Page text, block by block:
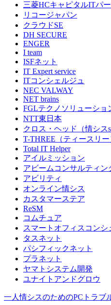
三菱HCキャピタルITパ
リコージャパン
クラウドSE
DH SECURE
ENGER
I team
ISFネット
IT Expert service
ITコンシェルジュ
NEC VALWAY
NET brains
FGLテクノソリューショ
NTT東日本
クロス・ヘッド（情シス
T-THREE（ティースリー
Total IT Helper
アイルミッション
アビームコンサルティン
アビリティ
オンライン情シス
カスタマーステア
ReSM
コムチュア
スマートオフィスコンシ
タスネット
パシフィックネット
プラネット
ヤマトシステム開発
ユナイトアンドグロウ
一人情シスのためのPCトラブ